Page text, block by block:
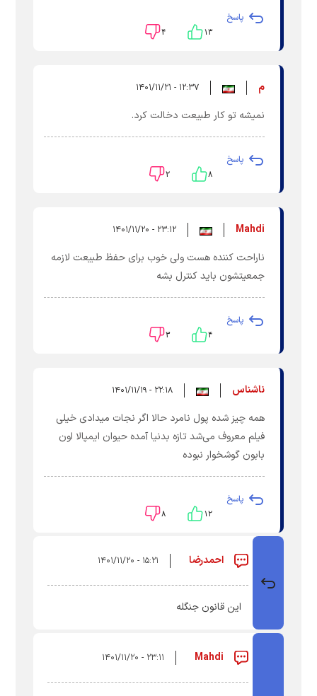
پاسخ
۱۳ ۴
م ۱۲:۳۷ - ۱۴۰۱/۱۱/۲۱
نمیشه تو کار طبیعت دخالت کرد.
پاسخ
۸ ۲
Mahdi ۲۳:۱۲ - ۱۴۰۱/۱۱/۲۰
ناراحت کننده هست ولی خوب برای حفظ طبیعت لازمه
جمعیتشون باید کنترل بشه
پاسخ
۴ ۳
ناشناس ۲۲:۱۸ - ۱۴۰۱/۱۱/۱۹
همه چیز شده پول نامرد حالا اگر نجات میدادی خیلی
فیلم معروف می‌شد تازه بدنیا آمده حیوان ایمپالا اون
بابون گوشخوار نبوده
پاسخ
۱۲ ۸
احمدرضا ۱۵:۲۱ - ۱۴۰۱/۱۱/۲۰
این قانون جنگله
Mahdi ۲۳:۱۱ - ۱۴۰۱/۱۱/۲۰